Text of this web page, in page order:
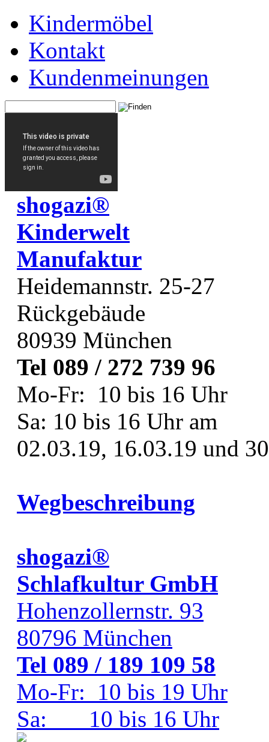
Kindermöbel
Kontakt
Kundenmeinungen
shogazi®
Kinderwelt
Manufaktur
Heidemannstr. 25-27
Rückgebäude
80939 München
Tel 089 / 272 739 96
Mo-Fr: 10 bis 16 Uhr
Sa: 10 bis 16 Uhr am
02.03.19, 16.03.19 und
Wegbeschreibung
shogazi®
Schlafkultur GmbH
Hohenzollernstr. 93
80796 München
Tel 089 / 189 109 58
Mo-Fr: 10 bis 19 Uhr
Sa: 10 bis 16 Uhr